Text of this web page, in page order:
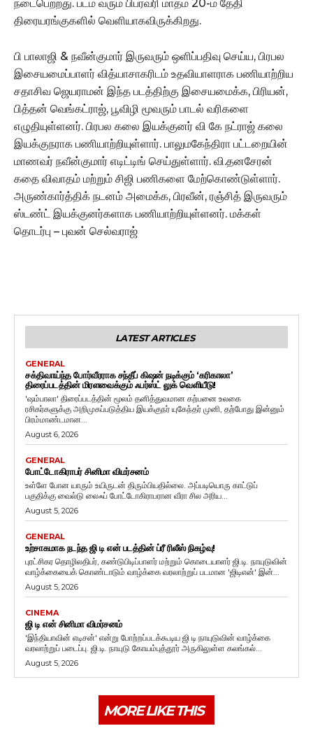
நடைபெற்றது. படம் வரும் பிப்ரவரி மாதம் 20-ம் தேதி
திரையரங்குகளில் வெளியாகவிருக்கிறது.
பி பாலாஜி & நவீன்குமார் இருவரும் ஒளிப்பதிவு செய்ய, பிரபல
இசையமைப்பாளர் வித்யாசாகரிடம் உதவியாளராக பணியாற்றிய
சதாசிவ ஜெயராமன் இந்த படத்திற்கு இசையமைக்க, பிரியன்,
பித்தன் வெங்கட்ராஜ், பூவிழி மூவரும் பாடல் வரிகளை
எழுதியுள்ளனர். பிரபல கலை இயக்குனர் வி கே நட்ராஜ் கலை
இயக்குநராக பணியாற்றியுள்ளார். பாலுமகேந்திரா பட்டறையின்
மாணவர் நவீன்குமார் எடிட்டிங் செய்துள்ளார். வி.தனசேரன்
கதை விவாதம் மற்றும் சிஜி பணிகளை மேற்கொண்டுள்ளார்.
அருண்கார்த்திக் நடனம் அமைக்க, பிரவீன், ரஞ்சித் இருவரும்
ஸ்டண்ட் இயக்குனர்களாக பணியாற்றியுள்ளனர். மக்கள்
தொடர்பு – புவன் செல்வராஜ்
LATEST ARTICLES
GENERAL
சக்திவாய்ந்த போர்வீரராக சந்தீப் கிஷன் நடிக்கும் ‘கரிகாலா’
திரைப்படத்தின் மிரளவைக்கும் ஃபர்ஸ்ட் லுக் வெளியீடு!
'ஷம்பாலா' திரைப்படத்தின் மூலம் தனித்துவமான கற்பனை உலகை
ரசிகர்களுக்கு அறிமுகப்படுத்திய இயக்குநர் யுகேந்தர் முனி, தற்போது இன்னும்
பிரம்மாண்டமான...
August 6, 2026
GENERAL
போட்டோகிராபர் சினிமா விமர்சனம்
உள்ளே போன யாரும் உயிருடன் திரும்பியதில்லை. அப்படியொரு காட்டுப்
பகுதிக்கு வைல்டு லைஃப் போட்டோகிராபரான வீரா சில அரிய...
August 5, 2026
GENERAL
உற்சாகமாக நடந்த ஜி டி என் படத்தின் ப்ரீ ரிலீஸ் நிகழ்வு!
புரட்சிகர தொழிலதிபர், கண்டுபிடிப்பாளர் மற்றும் கொடையாளர் ஜி.டி. நாயுடுவின்
வாழ்க்கையைக் கொண்டாடும் வாழ்க்கை வரலாற்றுப் படமான 'ஜிடிஎன்' இன்...
August 5, 2026
CINEMA
ஜி டி என் சினிமா விமர்சனம்
'இந்தியாவின் எடிசன்' என்று போற்றப்படக்கூடிய ஜி டி நாயுடுவின் வாழ்க்கை
வரலாற்றுப் படைப்பு. ஜி.டி. நாயுடு கோயம்புத்தூர் அருகிலுள்ள கலங்கல்...
August 5, 2026
MORE LIKE THIS